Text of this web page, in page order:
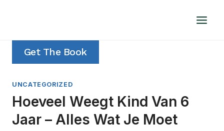
Get The Book
UNCATEGORIZED
Hoeveel Weegt Kind Van 6
Jaar – Alles Wat Je Moet